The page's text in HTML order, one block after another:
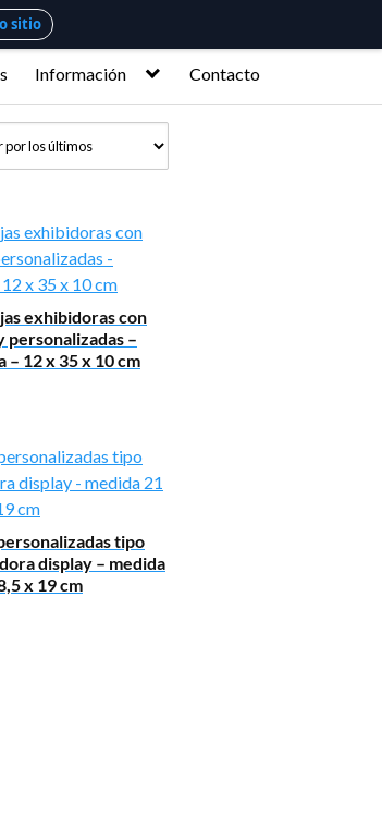
Información Contacto
exhibidoras con
personalizadas –
– 12 x 35 x 10 cm
tipo
display – medida
x 19 cm
sitio